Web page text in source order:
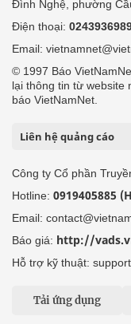
Đình Nghệ, phường
Điện thoại:
Email:
© 1997 Báo
lại thông tin từ website
báo VietNamNet.
Liên hệ quảng cáo
Công ty Cổ phần
Hotline: 0919405885
Email:
Báo giá: http://
Hỗ trợ kỹ thuật:
Tải ứng dụng